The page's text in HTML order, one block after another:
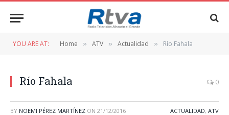
YOU ARE AT: Home » ATV » Actualidad » Río Fahala
Río Fahala 0
BY NOEMI PÉREZ MARTÍNEZ ON 21/12/2016 ACTUALIDAD, ATV